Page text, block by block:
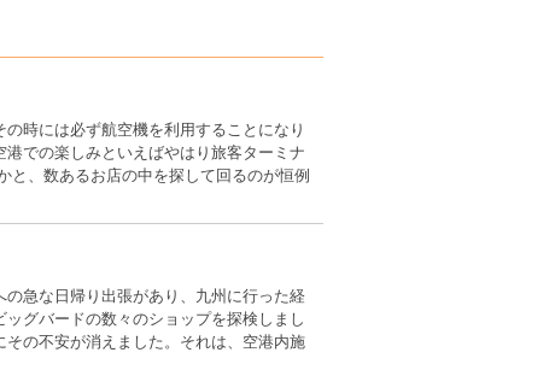
時には必ず航空機を利用することになり
での楽しみといえばやはり旅客ターミナ
と、数あるお店の中を探して回るのが恒例
急な日帰り出張があり、九州に行った経
グバードの数々のショップを探検しまし
の不安が消えました。それは、空港内施